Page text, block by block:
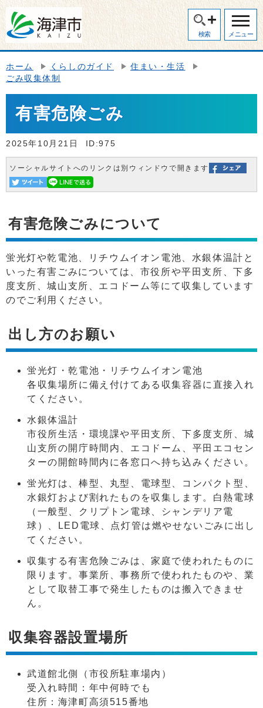
検索 メニュー
ホーム くらしのガイド
住まい・生活
ごみ収集体制
有害危険ごみ
2025年10月21日 ID:975
ソーシャルサイトへのリンクは別ウィンドウで開きます
有害危険ごみについて
蛍光灯や乾電池、リチウムイオン電池、水銀体温計と
いった有害ごみについては、市役所や平田支所、下多
度支所、城山支所、エコドーム等にて収集しています
のでご利用ください。
出し方のお願い
蛍光灯・乾電池・リチウムイオン電池
各収集場所に備え付けてある収集容器に直接入れ
てください。
水銀体温計
市役所生活・環境課や平田支所、下多度支所、城
山支所の開庁時間内、エコドーム、平田エコセン
ターの開館時間内に各窓口へ持ち込みください。
蛍光灯は、棒型、丸型、電球型、コンパクト型、
水銀灯および割れたものを収集します。白熱電球
（一般型、クリプトン電球、シャンデリア電
球）、LED電球、点灯管は燃やせないごみに出し
てください。
収集する有害危険ごみは、家庭で使われたものに
限ります。事業所、事務所で使われたものや、業
として取替工事で発生したものは搬入できませ
ん。
収集容器設置場所
武道館北側（市役所駐車場内）
受入れ時間：年中何時でも
住所：海津町高須515番地